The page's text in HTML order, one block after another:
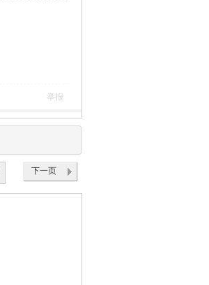
举报
下一页